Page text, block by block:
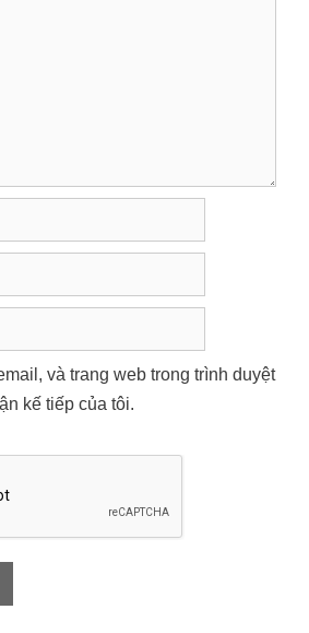
và trang web trong trình duyệt
kế tiếp của tôi.